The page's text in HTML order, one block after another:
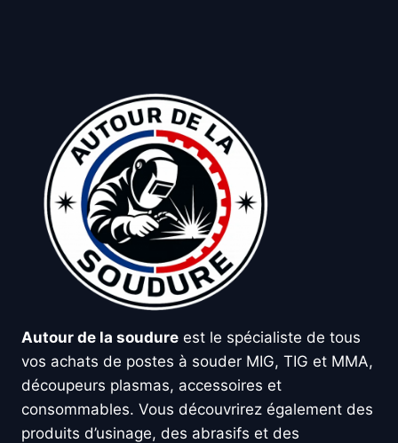
Autour de la soudure est le spécialiste de tous
vos achats de postes à souder MIG, TIG et MMA,
découpeurs plasmas, accessoires et
consommables. Vous découvrirez également des
produits d’usinage, des abrasifs et des